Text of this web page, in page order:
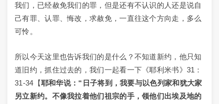
我们，已经赦免我们的罪，但是还有不认识的人还是说自
己有罪、认罪、悔改，求赦免，一直往这个方向走，多么
可怜。
所以今天这里也告诉我们的是什么？不知道新约，他只知
道旧约，抓住过去的，我们一起看一下《耶利米书》31：
31-34【耶和华说：“日子将到，我要与以色列家和犹大家
另立新约。不像我拉着他们祖宗的手，领他们出埃及地的